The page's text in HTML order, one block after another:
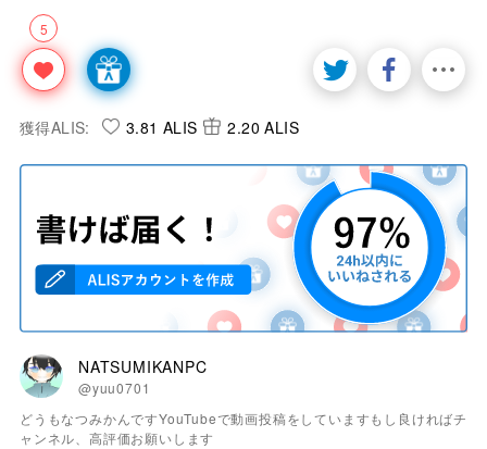
5
獲得ALIS: 3.81 ALIS 2.20 ALIS
NATSUMIKANPC
@yuu0701
どうもなつみかんですYouTubeで動画投稿をしていますもし良ければチ
ャンネル、高評価お願いします